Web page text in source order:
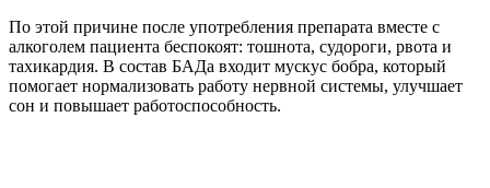
По этой причине после употребления препарата вместе с
алкоголем пациента беспокоят: тошнота, судороги, рвота и
тахикардия. В состав БАДа входит мускус бобра, который
помогает нормализовать работу нервной системы, улучшает
сон и повышает работоспособность.